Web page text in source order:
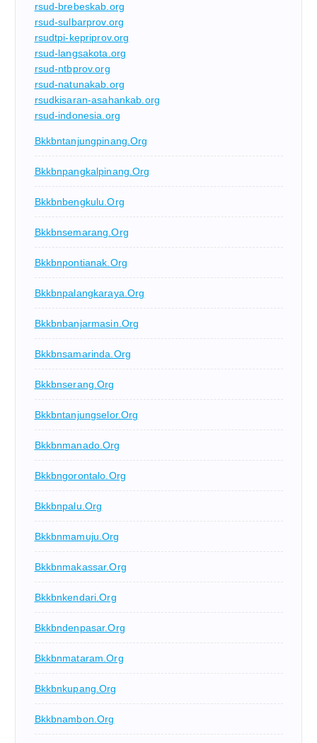
rsud-brebeskab.org
rsud-sulbarprov.org
rsudtpi-kepriprov.org
rsud-langsakota.org
rsud-ntbprov.org
rsud-natunakab.org
rsudkisaran-asahankab.org
rsud-indonesia.org
Bkkbntanjungpinang.org
Bkkbnpangkalpinang.org
Bkkbnbengkulu.org
Bkkbnsemarang.org
Bkkbnpontianak.org
Bkkbnpalangkaraya.org
Bkkbnbanjarmasin.org
Bkkbnsamarinda.org
Bkkbnserang.org
Bkkbntanjungselor.org
Bkkbnmanado.org
Bkkbngorontalo.org
Bkkbnpalu.org
Bkkbnmamuju.org
Bkkbnmakassar.org
Bkkbnkendari.org
Bkkbndenpasar.org
Bkkbnmataram.org
Bkkbnkupang.org
Bkkbnambon.org